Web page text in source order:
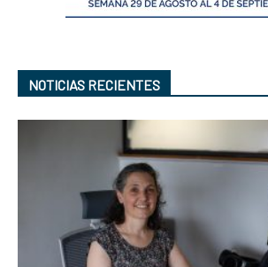
NOTICIAS RECIENTES